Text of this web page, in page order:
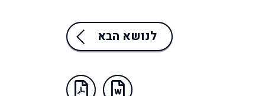
לנושא הבא